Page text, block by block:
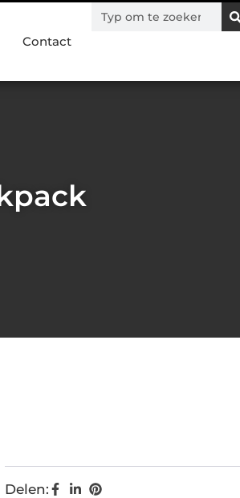
Contact
Delen: